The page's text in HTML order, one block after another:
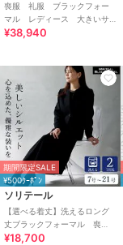
喪服 礼服 ブラックフォー
マル レディース 大きいサ
イズ 夏 夏用 日本製
¥38,940
期間限定SALE
¥500ｸｰﾎﾟﾝ
ソリテール
【選べる着丈】洗えるロング
丈ブラックフォーマル 喪
服 礼服 卒業式 卒園式
¥18,700